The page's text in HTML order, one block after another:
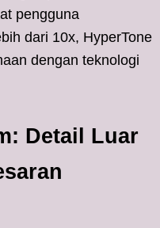
pengguna
dari 10x, HyperTone
dengan teknologi
Detail Luar